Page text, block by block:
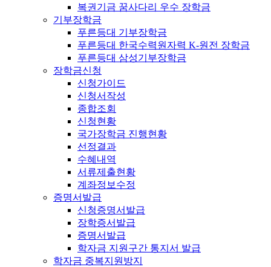
복권기금 꿈사다리 우수 장학금
기부장학금
푸른등대 기부장학금
푸른등대 한국수력원자력 K-원전 장학금
푸른등대 삼성기부장학금
장학금신청
신청가이드
신청서작성
종합조회
신청현황
국가장학금 진행현황
선정결과
수혜내역
서류제출현황
계좌정보수정
증명서발급
신청증명서발급
장학증서발급
증명서발급
학자금 지원구간 통지서 발급
학자금 중복지원방지